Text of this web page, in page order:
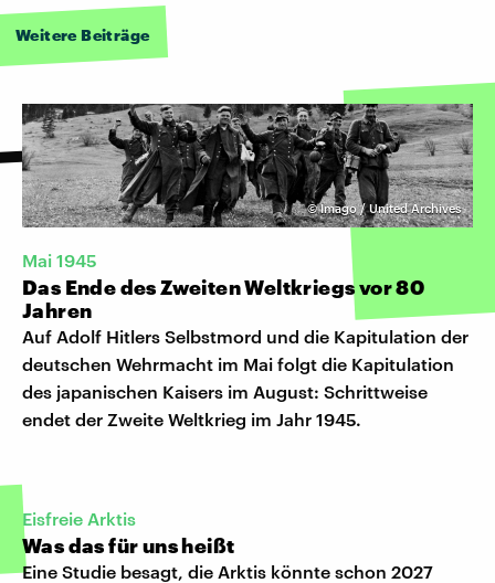
Weitere Beiträge
©Imago / United Archives
Mai 1945
Das Ende des Zweiten Weltkriegs vor 80
Jahren
Auf Adolf Hitlers Selbstmord und die Kapitulation der
deutschen Wehrmacht im Mai folgt die Kapitulation
des japanischen Kaisers im August: Schrittweise
endet der Zweite Weltkrieg im Jahr 1945.
Eisfreie Arktis
Was das für uns heißt
Eine Studie besagt, die Arktis könnte schon 2027